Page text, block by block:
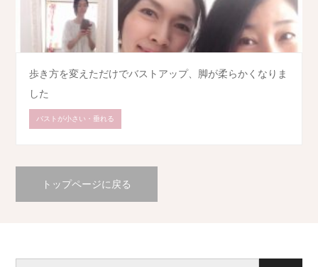
歩き方を変えただけでバストアップ、脚が柔らかくなりま
した
バストが小さい・垂れる
トップページに戻る